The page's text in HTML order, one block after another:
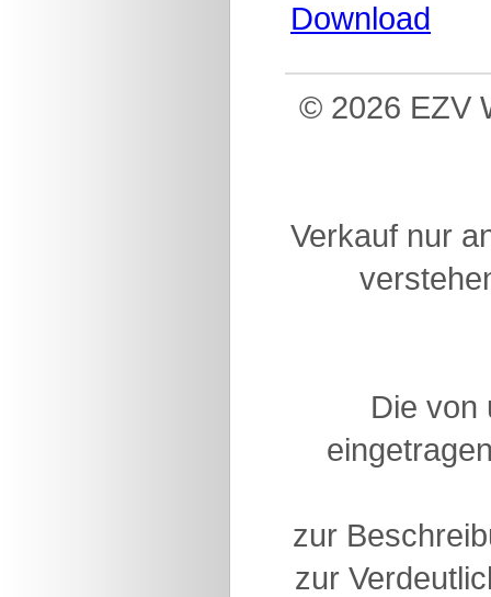
Download
© 2026 EZV
Verkauf nur
Die von
zur
zur